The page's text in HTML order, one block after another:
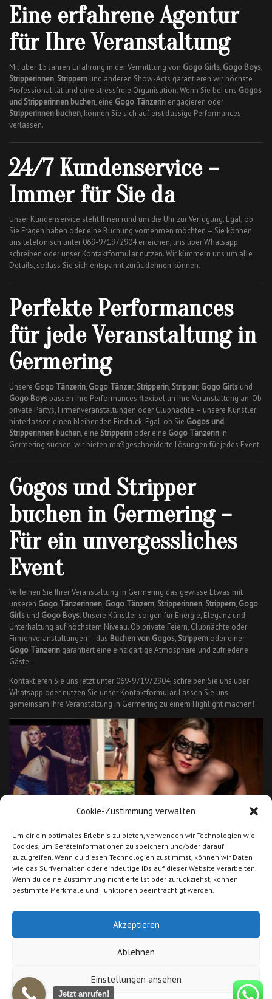
Cookie-Zustimmung verwalten
Um dir ein optimales Erlebnis zu bieten, verwenden wir Technologien wie
Cookies, um Geräteinformationen zu speichern und/oder darauf
zuzugreifen. Wenn du diesen Technologien zustimmst, können wir Daten
wie das Surfverhalten oder eindeutige IDs auf dieser Website verarbeiten.
Wenn du deine Zustimmung nicht erteilst oder zurückziehst, können
bestimmte Merkmale und Funktionen beeinträchtigt werden.
Akzeptieren
Ablehnen
Einstellungen ansehen
Eine erfahrene Agentur
für Ihre Veranstaltung
Mit über 15 Jahren Erfahrung in der Vermittlung von Gogo Girls, Gogo Boys,
Stripperinnen, Strippern und anderen Show-Acts garantieren wir höchste
Professionalität und eine stressfreie Organisation. Wenn Sie bei uns Gogos
und Stripperinnen buchen, eine Gogo Tänzerin engagieren oder
Stripperinnen buchen, können Sie sich auf erstklassige Performances
verlassen.
24/7 Kundenservice –
Immer für Sie da
Unser Kundenservice steht Ihnen rund um die Uhr zur Verfügung. Egal, ob
Sie Fragen haben oder eine Buchung vornehmen möchten – Sie können
uns telefonisch unter 069-971972904 erreichen, uns über Whatsapp
schreiben oder unser Kontaktformular nutzen. Wir kümmern uns um alle
Details, sodass Sie sich entspannt zurücklehnen können.
Perfekte Performances
für jede Veranstaltung in
Germering
Unsere Gogo Tänzerin, Gogo Tänzer, Stripperin, Stripper, Gogo Girls und
Gogo Boys passen ihre Performances flexibel an Ihre Veranstaltung an. Ob
private Partys, Firmenveranstaltungen oder Clubnächte – unsere Künstler
hinterlassen einen bleibenden Eindruck. Egal, ob Sie Gogos und
Stripperinnen buchen, eine Stripperin oder eine Gogo Tänzerin in
Germering suchen, wir bieten maßgeschneiderte Lösungen für jedes Event.
Gogos und Stripper
buchen in Germering –
Für ein unvergessliches
Event
Verleihen Sie Ihrer Veranstaltung in Germering das gewisse Etwas mit
unseren Gogo Tänzerinnen, Gogo Tänzern, Stripperinnen, Strippern, Gogo
Girls und Gogo Boys. Unsere Künstler sorgen für Energie, Eleganz und
Unterhaltung auf höchstem Niveau. Ob private Feiern, Clubnächte oder
Firmenveranstaltungen – das Buchen von Gogos, Strippern oder einer
Gogo Tänzerin garantiert eine einzigartige Atmosphäre und zufriedene
Gäste.
Kontaktieren Sie uns jetzt unter 069-971972904, schreiben Sie uns über
Whatsapp oder nutzen Sie unser Kontaktformular. Lassen Sie uns
gemeinsam Ihre Veranstaltung in Germering zu einem Highlight machen!
Stripperin & Erotik Shows Coleni
Stripperin Janet für Bayern und
Baden-Württemberg
AGB|Impressum Datenschutz|Cookie Richtlinie (EU)
Suche Models
nach Gebieten|FAQ|PARTNER © 2019 Stripperinnen-buchen.de. All rights
Jetzt anrufen!